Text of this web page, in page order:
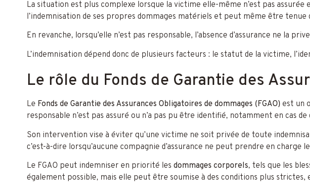
La situation est plus complexe lorsque la victime elle-même n’est pas
l’indemnisation de ses propres dommages matériels et peut même être tenue
En revanche, lorsqu’elle n’est pas responsable, l’absence d’assurance ne la
L’indemnisation dépend donc de plusieurs facteurs : le statut de la victime,
Le rôle du Fonds de Garantie des
Le Fonds de Garantie des Assurances Obligatoires de dommages (FGAO) est un
responsable n’est pas assuré ou n’a pas pu être identifié, notamment en cas
Son intervention vise à éviter qu’une victime ne soit privée de toute
c’est-à-dire lorsqu’aucune compagnie d’assurance ne peut prendre en charge
Le FGAO peut indemniser en priorité les dommages corporels, tels que les
également possible, mais elle peut être soumise à des conditions plus